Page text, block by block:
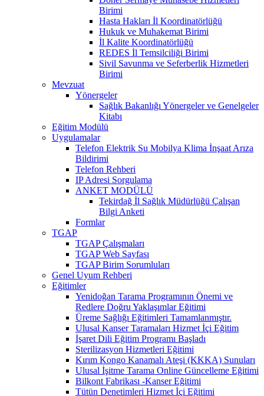
Birimi
Hasta Hakları İl Koordinatörlüğü
Hukuk ve Muhakemat Birimi
İl Kalite Koordinatörlüğü
REDES İl Temsilciliği Birimi
Sivil Savunma ve Seferberlik Hizmetleri
Birimi
Mevzuat
Yönergeler
Sağlık Bakanlığı Yönergeler ve Genelgeler
Kitabı
Eğitim Modülü
Uygulamalar
Telefon Elektrik Su Mobilya Klima İnşaat Arıza
Bildirimi
Telefon Rehberi
IP Adresi Sorgulama
ANKET MODÜLÜ
Tekirdağ İl Sağlık Müdürlüğü Çalışan
Bilgi Anketi
Formlar
TGAP
TGAP Çalışmaları
TGAP Web Sayfası
TGAP Birim Sorumluları
Genel Uyum Rehberi
Eğitimler
Yenidoğan Tarama Programının Önemi ve
Redlere Doğru Yaklaşımlar Eğitimi
Üreme Sağlığı Eğitimleri Tamamlanmıştır.
Ulusal Kanser Taramaları Hizmet İçi Eğitim
İşaret Dili Eğitim Programı Başladı
Sterilizasyon Hizmetleri Eğitimi
Kırım Kongo Kanamalı Ateşi (KKKA) Sunuları
Ulusal İşitme Tarama Online Güncelleme Eğitimi
Bilkont Fabrikası -Kanser Eğitimi
Tütün Denetimleri Hizmet İçi Eğitimi